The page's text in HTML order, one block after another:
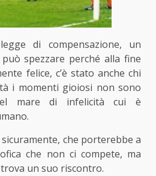
di compensazione, un
spezzare perché alla fine
felice, c’è stato anche chi
i momenti gioiosi non sono
mare di infelicità cui è
che porterebbe a
che non ci compete, ma
un suo riscontro.